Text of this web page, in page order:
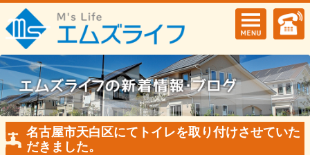
名古屋市天白区にてトイレを取り付けさせていた
だきました。